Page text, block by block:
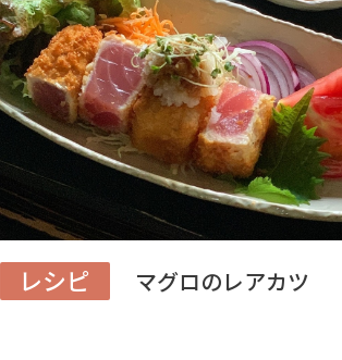
レシピ マグロのレアカツ